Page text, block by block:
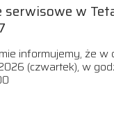
serwisowe w
informujemy, że w
(czwartek), w